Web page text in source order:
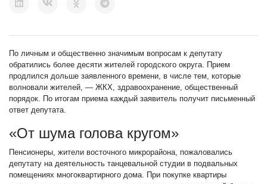
По личным и общественно значимым вопросам к депутату
обратились более десяти жителей городского округа. Прием
продлился дольше заявленного времени, в числе тем, которые
волновали жителей, — ЖКХ, здравоохранение, общественный
порядок. По итогам приема каждый заявитель получит письменный
ответ депутата.
«От шума голова кругом»
Пенсионеры, жители восточного микрорайона, пожаловались
депутату на деятельность танцевальной студии в подвальных
помещениях многоквартирного дома. При покупке квартиры